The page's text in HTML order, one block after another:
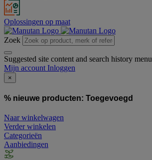
Oplossingen op maat
Zoek
Suggested site content and search history menu
Mijn account Inloggen
×
% nieuwe producten: Toegevoegd
Naar winkelwagen
Verder winkelen
Categorieën
Aanbiedingen